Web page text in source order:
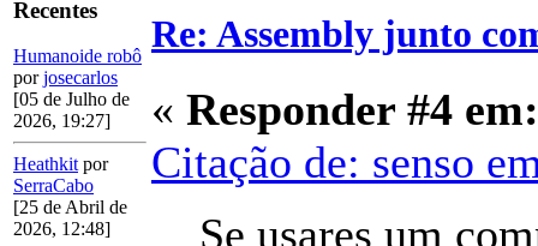
Recentes
Humanoide robô
porjosecarlos
[05 de Julho de
2026, 19:27]
Heathkit por
SerraCabo
[25 de Abril de
2026, 12:48]
Re: Assembly junto
« Responder #4 em:
Citação de: senso
Se usares um